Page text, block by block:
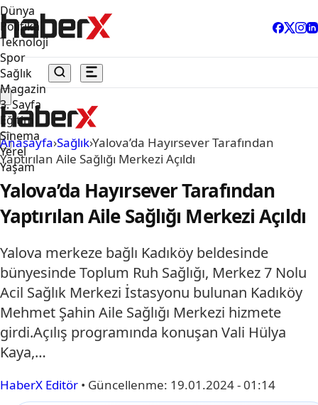
Dünya
Politika
Teknoloji
Spor
Sağlık
Magazin
3. Sayfa
Eğitim
Sinema
Yerel
Yaşam
Anasayfa›Sağlık›Yalova’da Hayırsever Tarafından
Yaptırılan Aile Sağlığı Merkezi Açıldı
Yalova’da Hayırsever Tarafından
Yaptırılan Aile Sağlığı Merkezi Açıldı
Yalova merkeze bağlı Kadıköy beldesinde
bünyesinde Toplum Ruh Sağlığı, Merkez 7 Nolu
Acil Sağlık Merkezi İstasyonu bulunan Kadıköy
Mehmet Şahin Aile Sağlığı Merkezi hizmete
girdi.Açılış programında konuşan Vali Hülya
Kaya,…
HaberX Editör • Güncellenme: 19.01.2024 - 01:14